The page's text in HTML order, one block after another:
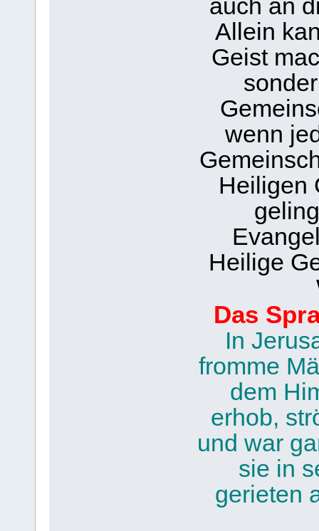
auch an
Allein
Geist
wenn
Heiligen
Heilige
Das
In
fromme
dem
erhob,
und war
sie in
gerieten